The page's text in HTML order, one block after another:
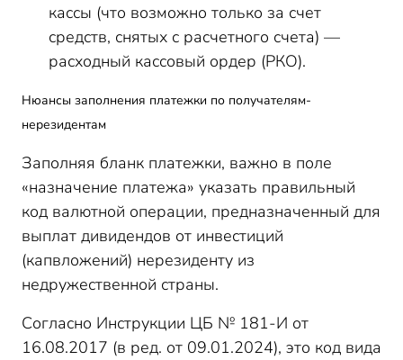
кассы (что возможно только за счет
средств, снятых с расчетного счета) —
расходный кассовый ордер (РКО).
Нюансы заполнения платежки по получателям-
нерезидентам
Заполняя бланк платежки, важно в поле
«назначение платежа» указать правильный
код валютной операции, предназначенный для
выплат дивидендов от инвестиций
(капвложений) нерезиденту из
недружественной страны.
Согласно Инструкции ЦБ № 181-И от
16.08.2017 (в ред. от 09.01.2024), это код вида